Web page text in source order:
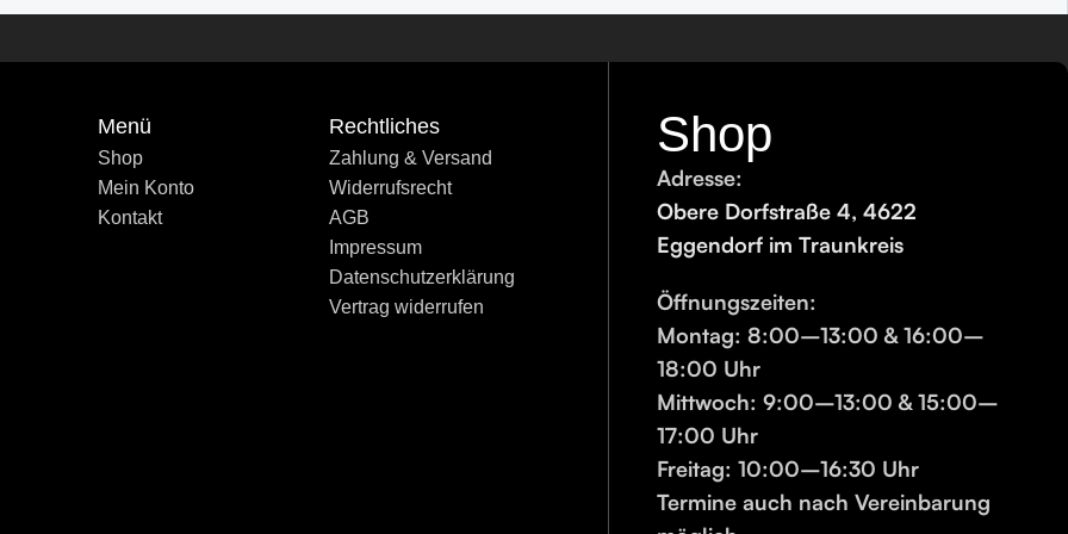
Verfügung. Besonders wirksam sind Konzentrate, die je nach Verschmutzung dosiert
Glas, Lack oder Leder verwenden?
und Konzentraten?
Menü
Shop
Mein Konto
Kontakt
Rechtliches
Zahlung & Versand
Widerrufsrecht
AGB
Impressum
Datenschutzerklärung
Vertrag widerrufen
Shop
Adresse:
Obere Dorfstraße 4, 4622
Eggendorf im Traunkreis
Öffnungszeiten:
Montag: 8:00–13:00 & 16:00–
18:00 Uhr
Mittwoch: 9:00–13:00 & 15:00–
17:00 Uhr
Freitag: 10:00–16:30 Uhr
Termine auch nach Vereinbarung